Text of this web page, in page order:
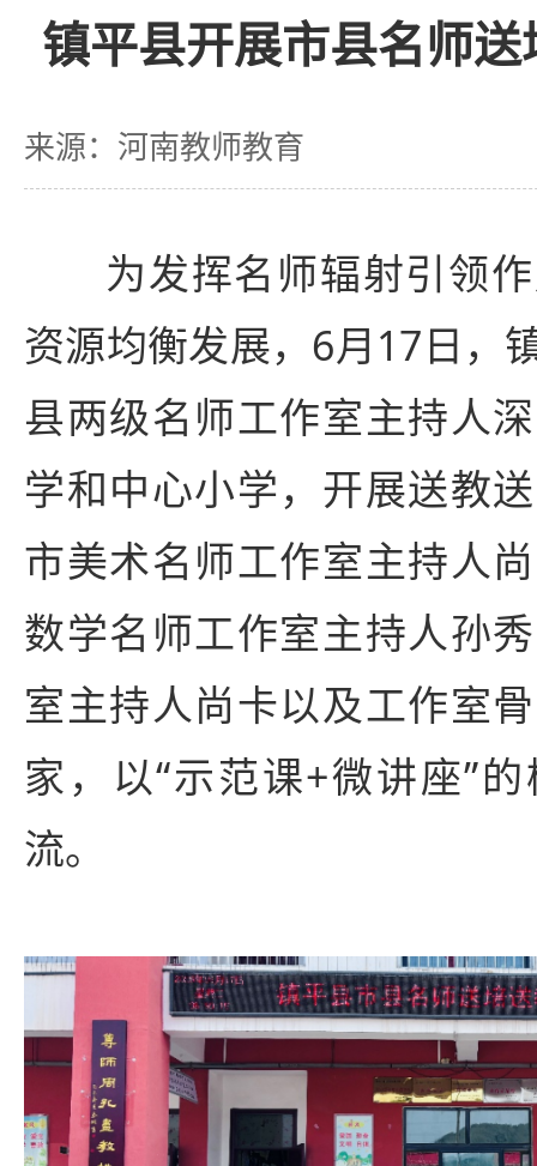
镇平县开展市县名师
来源：河南教师教育
为发挥名师辐射引领
资源均衡发展，6月17日，
县两级名师工作室主持人
学和中心小学，开展送教
市美术名师工作室主持人
数学名师工作室主持人孙
室主持人尚卡以及工作室
家，以“示范课+微讲座”
流。